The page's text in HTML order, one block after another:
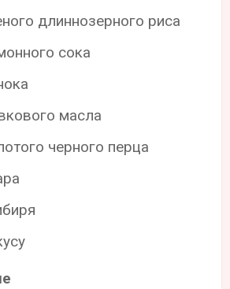
длиннозерного риса
сока
масла
черного перца